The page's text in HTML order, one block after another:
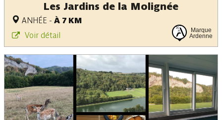
Les Jardins de la Molignée
ANHÉE - À 7 KM
Voir détail
Marque
Ardenne